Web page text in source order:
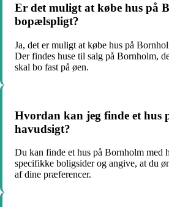
Er det muligt at købe hus på
bopælspligt?
Ja, det er muligt at købe hus på
Der findes huse til salg på Bornholm,
skal bo fast på øen.
Hvordan kan jeg finde et hus
havudsigt?
Du kan finde et hus på Bornholm med
specifikke boligsider og angive, at du
af dine præferencer.